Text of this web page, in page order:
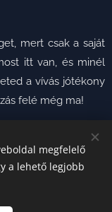
mert csak a saját
itt van, és minél
a vívás jótékony
felé még ma!
megfelelő
a lehető legjobb